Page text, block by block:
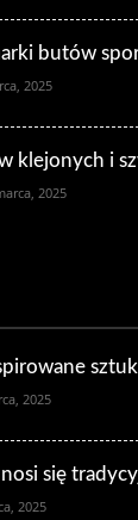
butów
2025
klejonych i
2025
2025
się
2025